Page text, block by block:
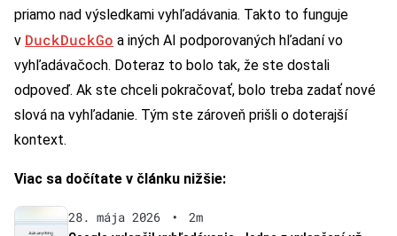
priamo nad výsledkami vyhľadávania. Takto to funguje
v DuckDuckGo a iných AI podporovaných hľadaní vo
vyhľadávačoch. Doteraz to bolo tak, že ste dostali
odpoveď. Ak ste chceli pokračovať, bolo treba zadať nové
slová na vyhľadanie. Tým ste zároveň prišli o doterajší
kontext.
Viac sa dočítate v článku nižšie:
28. mája 2026 •
2m